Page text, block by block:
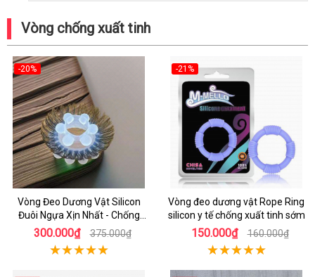
Vòng chống xuất tinh
-20%
Vòng Đeo Dương Vật Silicon
Đuôi Ngựa Xịn Nhất - Chống
Xuất Tinh Sớm
300.000₫ 375.000₫
-21%
Vòng đeo dương vật Rope Ring
silicon y tế chống xuất tinh sớm
150.000₫ 160.000₫